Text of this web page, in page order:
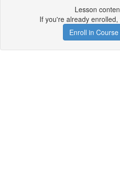
Lesson
If you're already enrolled,
Enroll in